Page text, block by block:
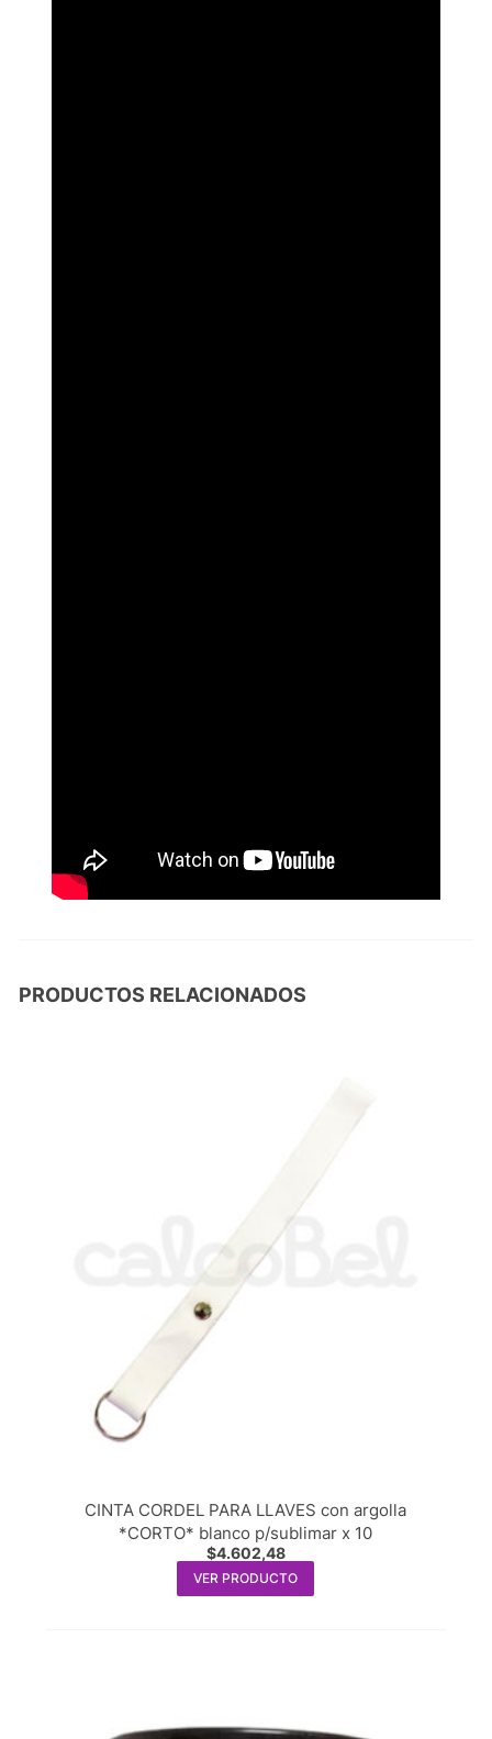
PRODUCTOS RELACIONADOS
CINTA CORDEL PARA LLAVES con argolla
*CORTO* blanco p/sublimar x 10
$4.602,48
VER PRODUCTO